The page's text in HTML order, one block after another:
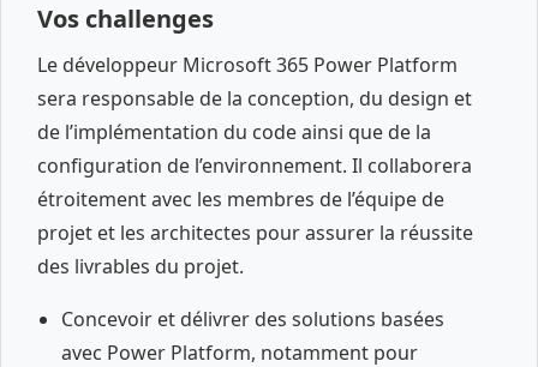
Vos challenges
Le développeur Microsoft 365 Power Platform
sera responsable de la conception, du design et
de l’implémentation du code ainsi que de la
configuration de l’environnement. Il collaborera
étroitement avec les membres de l’équipe de
projet et les architectes pour assurer la réussite
des livrables du projet.
Concevoir et délivrer des solutions basées
avec Power Platform, notamment pour